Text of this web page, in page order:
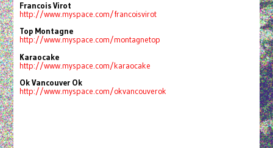
Francois Virot
http://www.myspace.com/francoisvirot
Top Montagne
http://www.myspace.com/montagnetop
Karaocake
http://www.myspace.com/karaocake
Ok Vancouver Ok
http://www.myspace.com/okvancouverok